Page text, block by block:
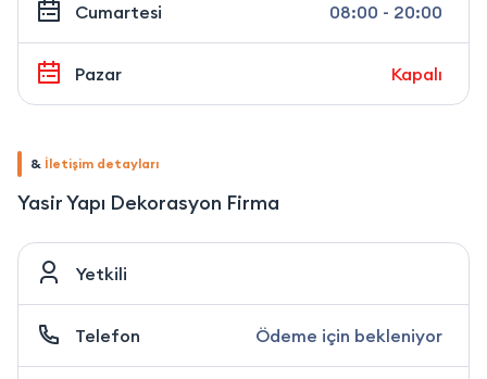
Cumartesi 08:00 - 20:00
Pazar Kapalı
& İletişim detayları
Yasir Yapı Dekorasyon Firma
Yetkili
Telefon Ödeme için bekleniyor